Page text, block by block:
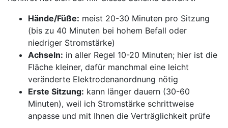
Hände/Füße: meist 20-30 Minuten pro ‌Sitzung
(bis zu 40‍ Minuten bei hohem⁣ Befall oder
niedriger Stromstärke)
Achseln: in ⁢aller Regel 10-20 ⁢Minuten; hier ist die
Fläche kleiner, dafür manchmal⁤ eine leicht
veränderte ‌Elektrodenanordnung ‍nötig
Erste Sitzung: kann länger dauern (30-60
Minuten), ​weil ich Stromstärke schrittweise​
anpasse und mit Ihnen die⁤ Verträglichkeit ​prüfe